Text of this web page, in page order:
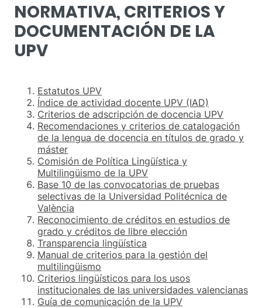
NORMATIVA, CRITERIOS Y
DOCUMENTACIÓN DE LA
UPV
Estatutos UPV
Índice de actividad docente UPV (IAD)
Criterios de adscripción de docencia UPV
Recomendaciones y criterios de catalogación
de la lengua de docencia en títulos de grado y
máster
Comisión de Política Lingüística y
Multilingüismo de la UPV
Base 10 de las convocatorias de pruebas
selectivas de la Universidad Politécnica de
València
Reconocimiento de créditos en estudios de
grado y créditos de libre elección
Transparencia lingüística
Manual de criterios para la gestión del
multilingüismo
Criterios lingüísticos para los usos
institucionales de las universidades valencianas
Guía de comunicación de la UPV